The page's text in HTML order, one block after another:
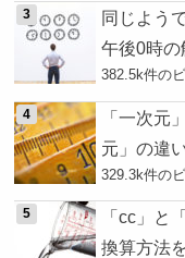
同じよう
午後0時の
382.5k件の
「一次元
元」の違
329.3k件の
「cc」と
換算方法